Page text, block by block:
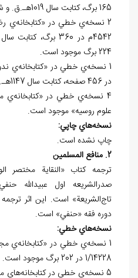
165 برگ، کتابت سال 1019هـ.ق. و شماره 12 در 6 برگ موجود است.
2 نسخه‌ي خطي در «کتابخانه‌ي
224 برگ موجود است.
در 456 صفحه، کتابت سال 1147هـ.ق. موجود است.
4 نسخه‌ي خطي در «کتابخانه‌ي
علوم روسيه» موجود است.
نسخههاي چاپي:
چاپ نشده است.
2. منافع المسلمين
ترجمه کتاب «النقاية مختصر
صدرالشريعه اول عبيدالله
تاج‌الشريعة» است. اين اثر
دوره فقه «حنفي» است.
نسخههاي خطي:
1 نسخه‌ي خطي در «کتابخانه‌ي
1/14228 در 202 برگ موجود است.
5 نسخه‌ي خطي در کتابخانه‌هاي